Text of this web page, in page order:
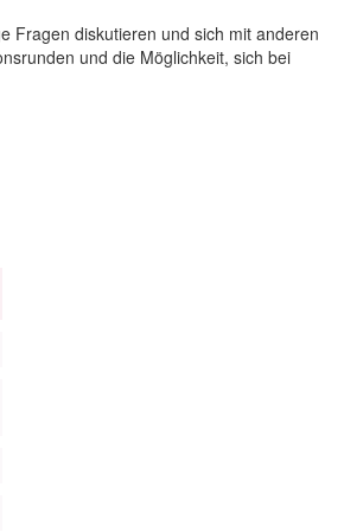
Fragen diskutieren und sich mit anderen
und die Möglichkeit, sich bei